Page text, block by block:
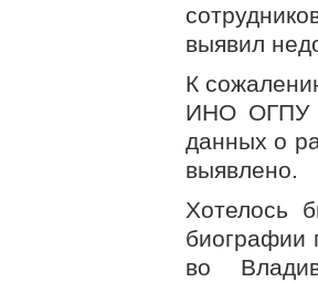
выявил
К
ИНО ОГПУ
данных о
выявлено.
Хотелось
биографии
во